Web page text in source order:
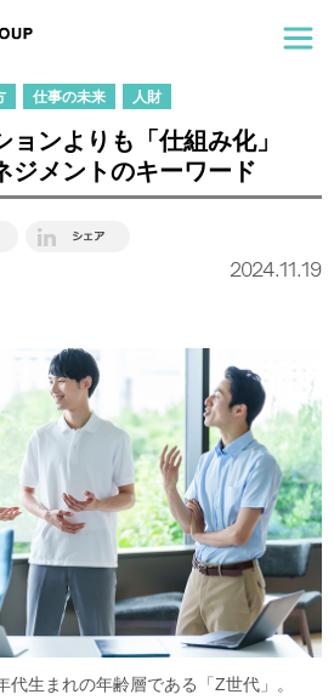
仕事の未来 人財
ョンよりも「仕組み化」
ジメントのキーワード
2024.11.19
生まれの年齢層である「Z世代」。